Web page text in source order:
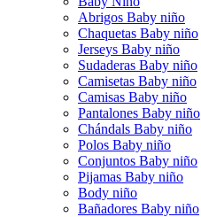
Abrigos Baby niño
Chaquetas Baby niño
Jerseys Baby niño
Sudaderas Baby niño
Camisetas Baby niño
Camisas Baby niño
Pantalones Baby niño
Chándals Baby niño
Polos Baby niño
Conjuntos Baby niño
Pijamas Baby niño
Body niño
Bañadores Baby niño